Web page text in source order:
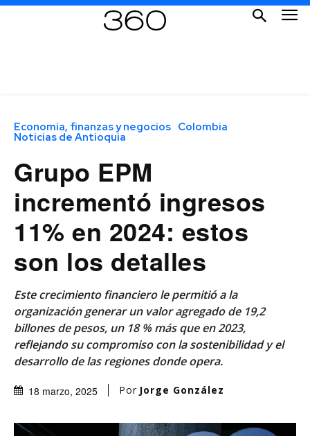
Economía, finanzas y negocios Colombia
Noticias de Antioquia
Grupo EPM
incrementó ingresos
11% en 2024: estos
son los detalles
Este crecimiento financiero le permitió a la
organización generar un valor agregado de 19,2
billones de pesos, un 18 % más que en 2023,
reflejando su compromiso con la sostenibilidad y el
desarrollo de las regiones donde opera.
18 marzo, 2025 Por Jorge González